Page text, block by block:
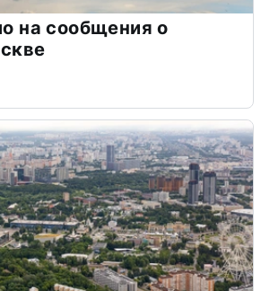
на сообщения о